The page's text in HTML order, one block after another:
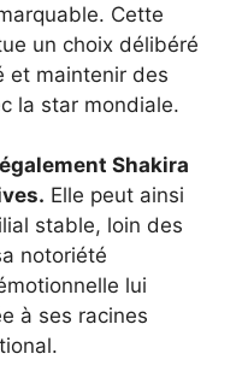
Cette
un choix délibéré
et maintenir des
la star mondiale.
Shakira
Elle peut ainsi
stable, loin des
notoriété
lui
à ses racines